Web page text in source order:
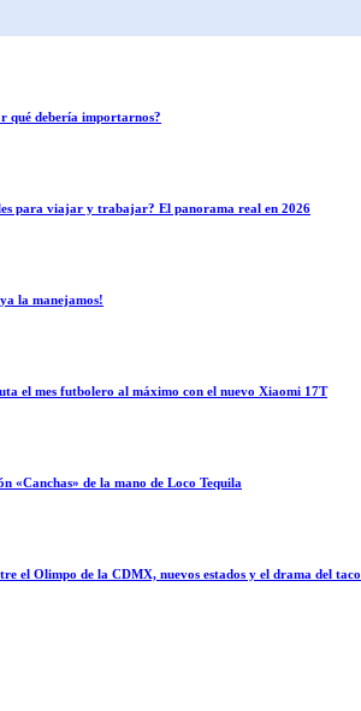
qué debería importarnos?
para viajar y trabajar? El panorama real en 2026
la manejamos!
el mes futbolero al máximo con el nuevo Xiaomi 17T
«Canchas» de la mano de Loco Tequila
el Olimpo de la CDMX, nuevos estados y el drama del taco